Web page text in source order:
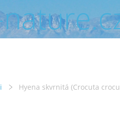
Hyena skvrnitá (Crocuta